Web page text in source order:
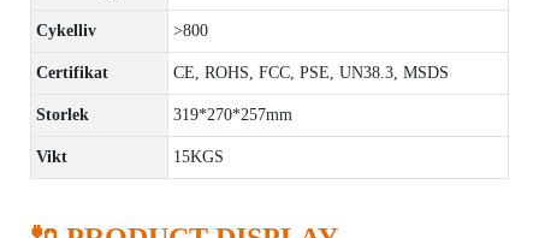
Cykelliv >800
Certifikat CE, ROHS, FCC, PSE, UN38.3, MSDS
Storlek 319*270*257mm
Vikt 15KGS